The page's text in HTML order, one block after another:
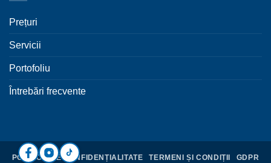
Prețuri
Servicii
Portofoliu
Întrebări frecvente
POLITICĂ DE CONFIDENȚIALITATE TERMENI ȘI CONDIȚII GDPR